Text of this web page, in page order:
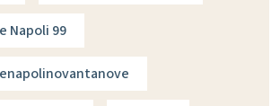
Napoli 99